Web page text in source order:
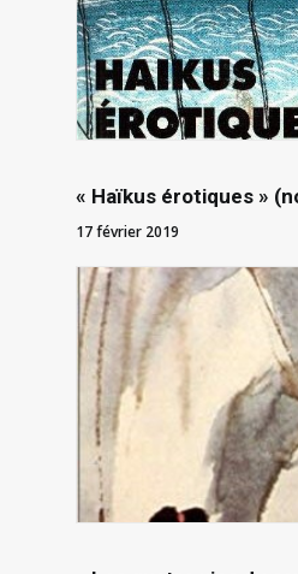
« Haïkus érotiques »
17 février 2019